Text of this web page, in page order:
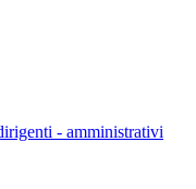
- amministrativi